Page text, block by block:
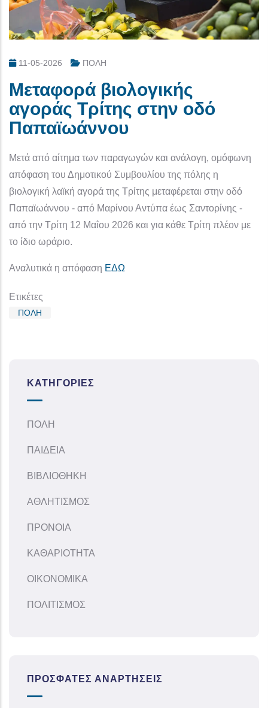
11-05-2026 ΠΟΛΗ
Μεταφορά βιολογικής
αγοράς Τρίτης στην οδό
Παπαϊωάννου
Μετά από αίτημα των παραγωγών και ανάλογη, ομόφωνη
απόφαση του Δημοτικού Συμβουλίου της πόλης η
βιολογική λαϊκή αγορά της Τρίτης μεταφέρεται στην οδό
Παπαϊωάννου - από Μαρίνου Αντύπα έως Σαντορίνης -
από την Τρίτη 12 Μαΐου 2026 και για κάθε Τρίτη πλέον με
το ίδιο ωράριο.
Αναλυτικά η απόφαση ΕΔΩ
Ετικέτες
ΠΟΛΗ
ΚΑΤΗΓΟΡΊΕΣ
ΠΟΛΗ
ΠΑΙΔΕΙΑ
ΒΙΒΛΙΟΘΗΚΗ
ΑΘΛΗΤΙΣΜΟΣ
ΠΡΟΝΟΙΑ
ΚΑΘΑΡΙΟΤΗΤΑ
ΟΙΚΟΝΟΜΙΚΑ
ΠΟΛΙΤΙΣΜΟΣ
ΠΡΌΣΦΑΤΕΣ ΑΝΑΡΤΉΣΕΙΣ